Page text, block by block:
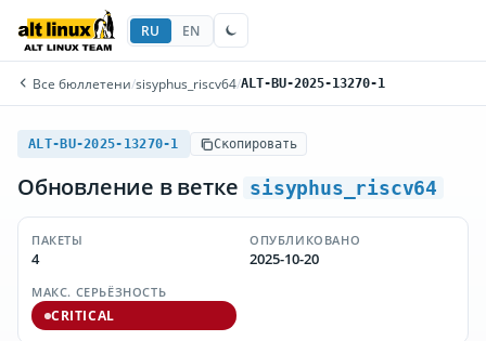
RU EN
Все бюллетени/sisyphus_riscv64/ALT-BU-2025-13270-1
ALT-BU-2025-13270-1 Скопировать
Обновление в ветке sisyphus_riscv64
ПАКЕТЫ
4
ОПУБЛИКОВАНО
2025-10-20
МАКС. СЕРЬЁЗНОСТЬ
CRITICAL